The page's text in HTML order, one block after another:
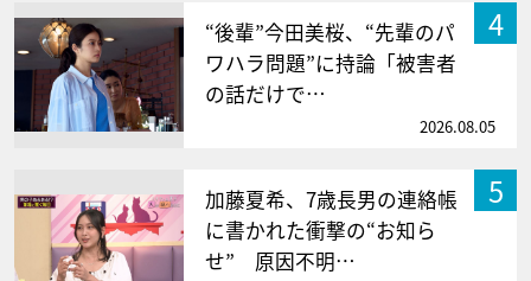
4
“後輩”今田美桜、“先輩のパ
ワハラ問題”に持論「被害者
の話だけで…
2026.08.05
5
加藤夏希、7歳長男の連絡帳
に書かれた衝撃の“お知ら
せ” 原因不明…